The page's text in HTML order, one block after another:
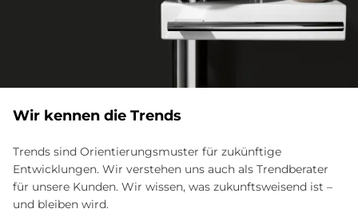
Wir kennen die Trends
Trends sind Orientierungsmuster für zukünftige
Entwicklungen. Wir verstehen uns auch als Trendberater
für unsere Kunden. Wir wissen, was zukunftsweisend ist –
und bleiben wird.